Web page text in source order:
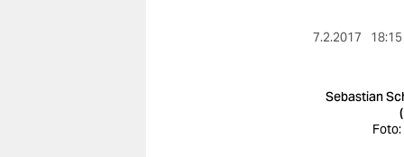
7.2.2017
Sebastian